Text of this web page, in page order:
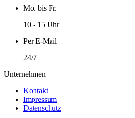
Mo. bis Fr.
10 - 15 Uhr
Per E-Mail
24/7
Unternehmen
Kontakt
Impressum
Datenschutz